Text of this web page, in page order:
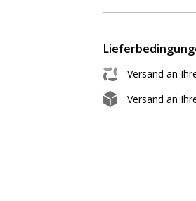
Versand an
Versand an